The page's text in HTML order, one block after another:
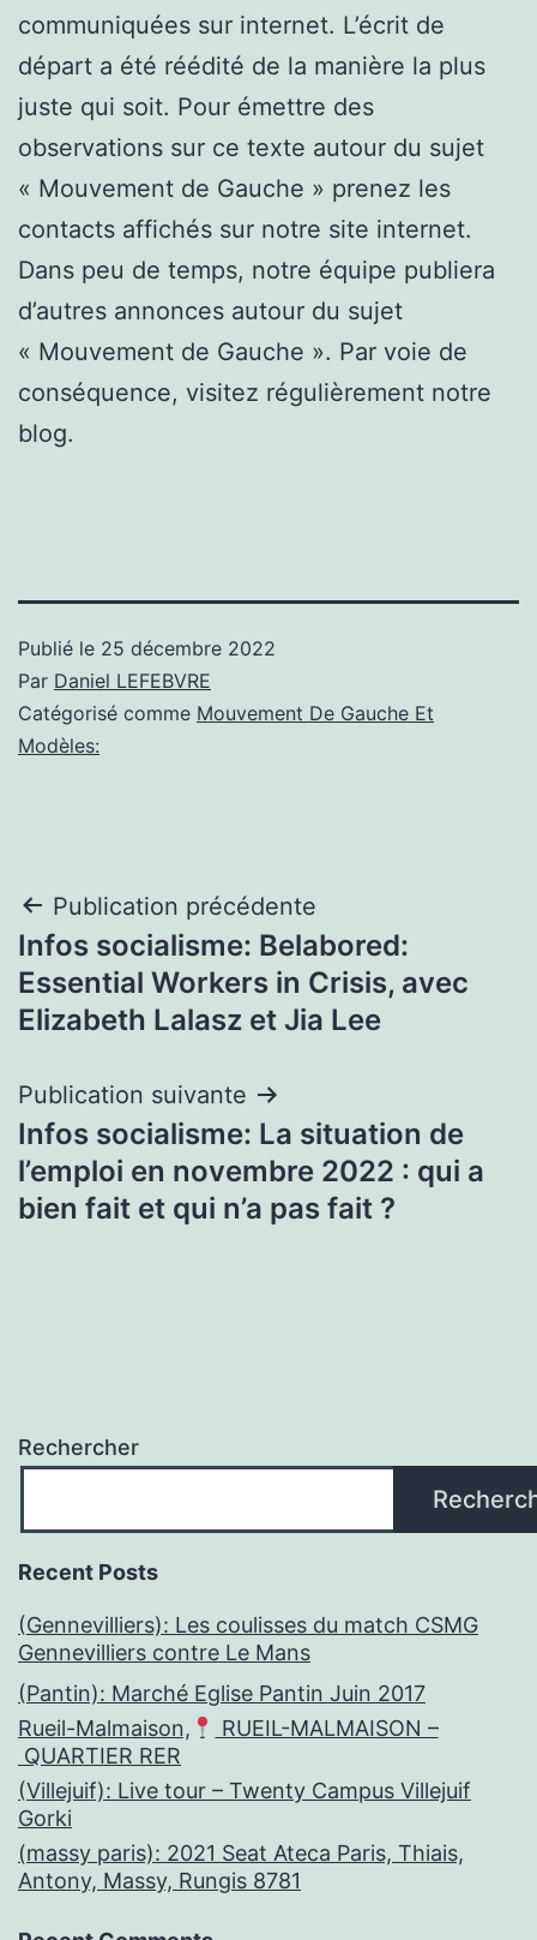
communiquées sur internet. L’écrit de
départ a été réédité de la manière la plus
juste qui soit. Pour émettre des
observations sur ce texte autour du sujet
« Mouvement de Gauche » prenez les
contacts affichés sur notre site internet.
Dans peu de temps, notre équipe publiera
d’autres annonces autour du sujet
« Mouvement de Gauche ». Par voie de
conséquence, visitez régulièrement notre
blog.
Publié le 25 décembre 2022
Par Daniel LEFEBVRE
Catégorisé comme Mouvement De Gauche Et
Modèles:
Navigation
de
l’article
Publication précédente
Infos socialisme: Belabored:
Essential Workers in Crisis, avec
Elizabeth Lalasz et Jia Lee
Publication suivante
Infos socialisme: La situation de
l’emploi en novembre 2022 : qui a
bien fait et qui n’a pas fait ?
Rechercher
Recent Posts
(Gennevilliers): Les coulisses du match CSMG
Gennevilliers contre Le Mans
(Pantin): Marché Eglise Pantin Juin 2017
Rueil-Malmaison,
RUEIL-MALMAISON –
QUARTIER RER
(Villejuif): Live tour – Twenty Campus Villejuif
Gorki
(massy paris): 2021 Seat Ateca Paris, Thiais,
Antony, Massy, Rungis 8781